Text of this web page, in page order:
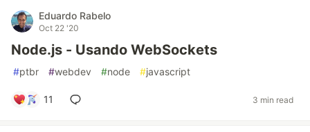
Eduardo Rabelo
Oct 22 '20
Node.js - Usando WebSockets
#ptbr #webdev #node #javascript
11 3 min read